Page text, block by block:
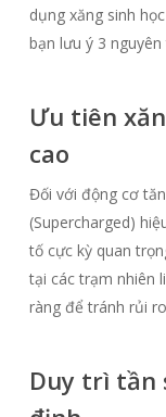
dụng xăng sinh
bạn lưu ý 3 nguyên
Ưu tiên
cao
Đối với động cơ
(Supercharged)
tố cực kỳ quan
tại các trạm nhiên
ràng để tránh rủi
Duy trì tần